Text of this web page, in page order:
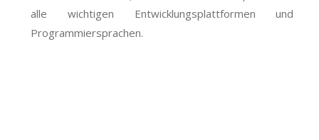
alle wichtigen Entwicklungsplattformen und
Programmiersprachen.